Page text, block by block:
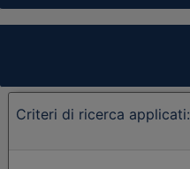
Criteri di ricerca applicati: